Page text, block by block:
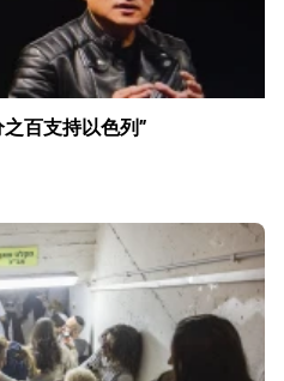
百支持以色列”